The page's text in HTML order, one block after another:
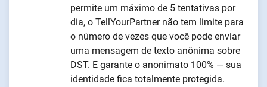
permite um máximo de 5 tentativas por
dia, o TellYourPartner não tem limite para
o número de vezes que você pode enviar
uma mensagem de texto anônima sobre
DST. E garante o anonimato 100% — sua
identidade fica totalmente protegida.